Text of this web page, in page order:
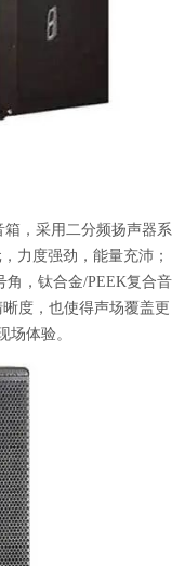
，采用二分频扬声器系
力度强劲，能量充沛；
角，钛合金/PEEK复合音
度，也使得声场覆盖更
场体验。